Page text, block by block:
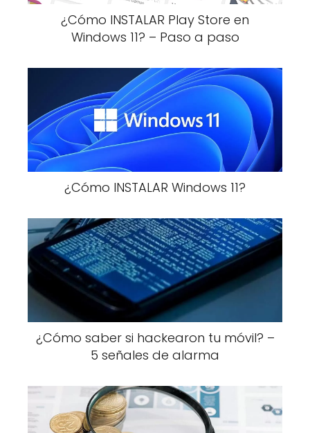
¿Cómo INSTALAR Play Store en
Windows 11? – Paso a paso
¿Cómo INSTALAR Windows 11?
¿Cómo saber si hackearon tu móvil? –
5 señales de alarma